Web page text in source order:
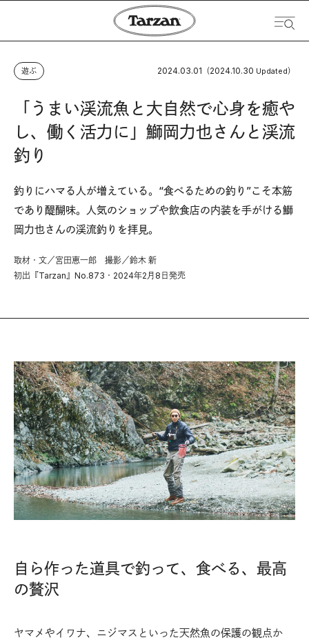
遊ぶ 2024.03.01 （2024.10.30 Updated）
「うまい渓流魚と大自然で心身を癒や
し、働く活力に」鰤岡力也さんと渓流
釣り
釣りにハマる人が増えている。“食べるための釣り”こそ本筋
であり醍醐味。人気のショップや飲食店の内装を手がける鰤
岡力也さんの渓流釣りを拝見。
取材・文／宮田恵一郎 撮影／鈴木 新
初出『Tarzan』No.873・2024年2月8日発売
自ら作った道具で釣って、食べる、最高
の贅沢
ヤマメやイワナ、ニジマスといった天然魚の保護の観点か